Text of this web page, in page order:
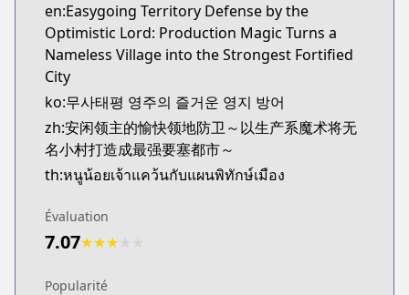
en:Easygoing Territory Defense by the
Optimistic Lord: Production Magic Turns a
Nameless Village into the Strongest Fortified
City
ko:무사태평 영주의 즐거운 영지 방어
zh:安闲领主的愉快领地防卫～以生产系魔术将无
名小村打造成最强要塞都市～
th:หนูน้อยเจ้าแคว้นกับแผนพิทักษ์เมือง
Évaluation
7.07★★★
Popularité